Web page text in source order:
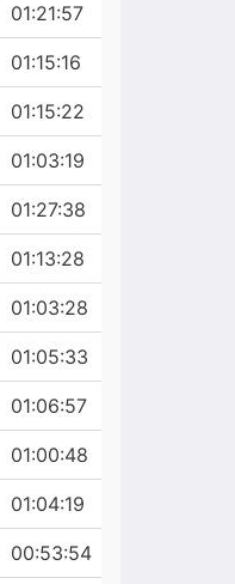
01:21:57
01:15:16
01:15:22
01:03:19
01:27:38
01:13:28
01:03:28
01:05:33
01:06:57
01:00:48
01:04:19
00:53:54